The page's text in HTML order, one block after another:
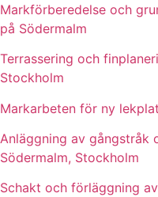
Markförberedelse och
på Södermalm
Terrassering och
Stockholm
Markarbeten för ny
Anläggning av gångstråk
Södermalm, Stockholm
Schakt och förläggning